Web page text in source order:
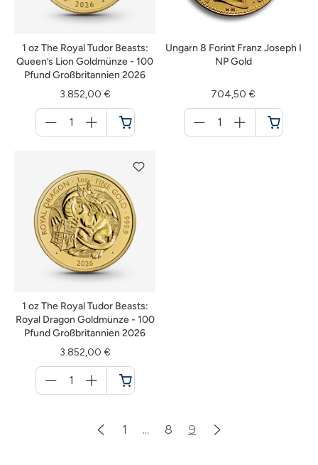
1 oz The Royal Tudor Beasts:
Queen’s Lion Goldmünze - 100
Pfund Großbritannien 2026
3.852,00 €
für
Warenkorb
Ungarn 8 Forint Franz Joseph I
NP Gold
704,50 €
für
Warenkorb
1 oz The Royal Tudor Beasts:
Royal Dragon Goldmünze - 100
Pfund Großbritannien 2026
3.852,00 €
für
Warenkorb
1 ... 8 9